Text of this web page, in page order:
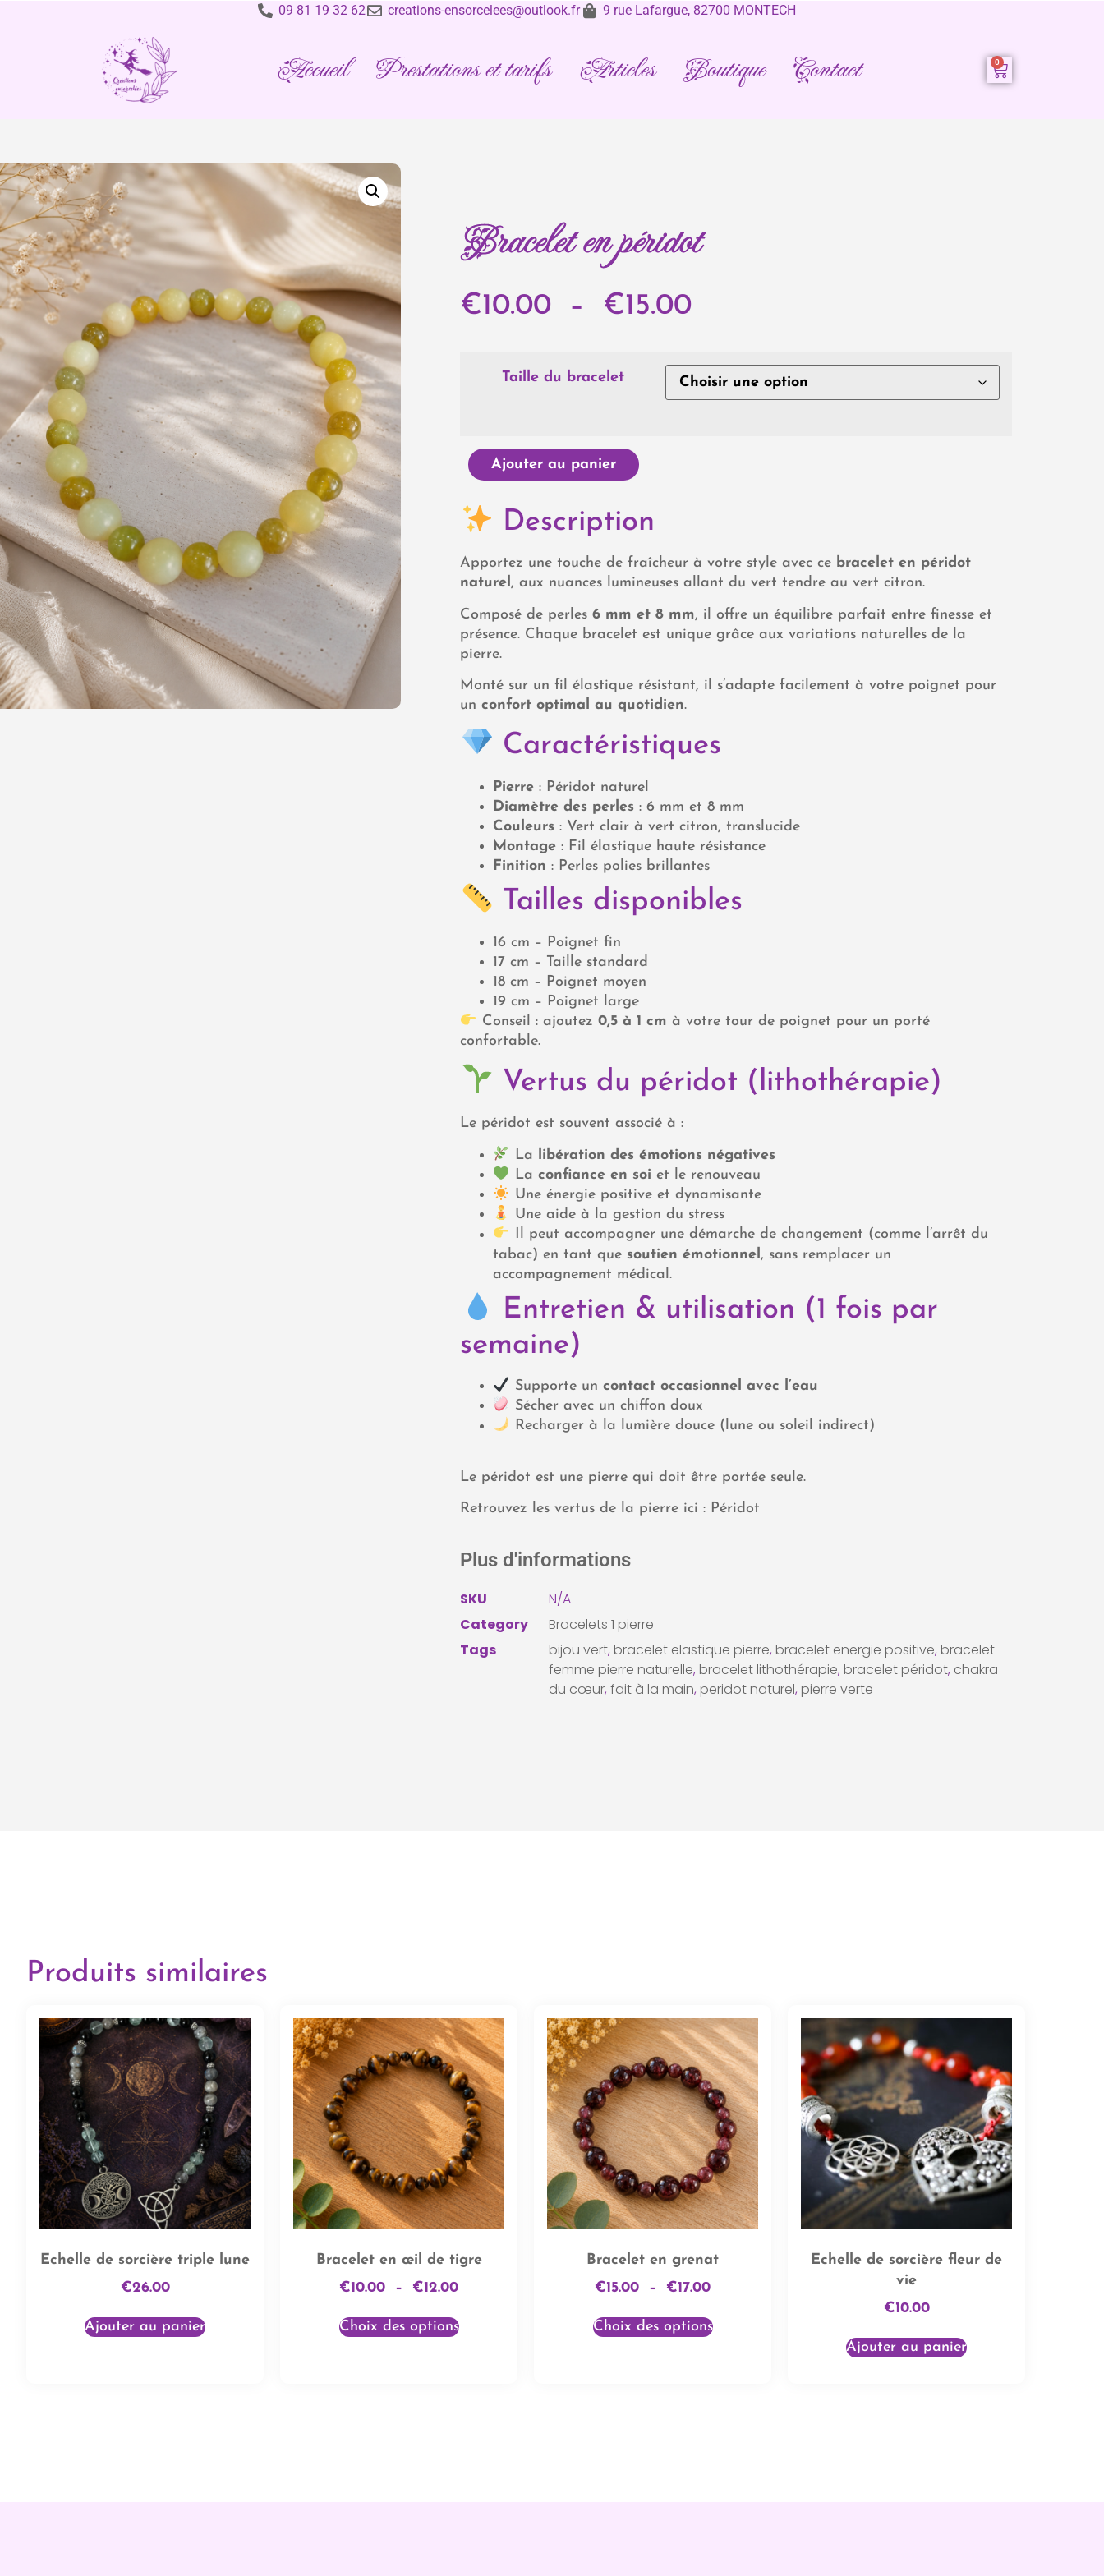
09 81 19 32 62 creations-ensorcelees@outlook.fr 9 rue Lafargue, 82700 MONTECH
Accueil Prestations et tarifs Articles Boutique Contact
Bracelet en péridot
€10.00 – €15.00
Taille du bracelet
Ajouter au panier
Description
Apportez une touche de fraîcheur à votre style avec ce bracelet en péridot
naturel, aux nuances lumineuses allant du vert tendre au vert citron.
Composé de perles 6 mm et 8 mm, il offre un équilibre parfait entre finesse et
présence. Chaque bracelet est unique grâce aux variations naturelles de la
pierre.
Monté sur un fil élastique résistant, il s’adapte facilement à votre poignet pour
un confort optimal au quotidien.
Caractéristiques
Pierre : Péridot naturel
Diamètre des perles : 6 mm et 8 mm
Couleurs : Vert clair à vert citron, translucide
Montage : Fil élastique haute résistance
Finition : Perles polies brillantes
Tailles disponibles
16 cm – Poignet fin
17 cm – Taille standard
18 cm – Poignet moyen
19 cm – Poignet large
Conseil : ajoutez 0,5 à 1 cm à votre tour de poignet pour un porté
confortable.
Vertus du péridot (lithothérapie)
Le péridot est souvent associé à :
La
libération des émotions négatives
La confiance en soi et le renouveau
Une énergie positive et dynamisante
Une aide à la gestion du stress
Il peut accompagner une démarche de changement (comme l’arrêt du
tabac) en tant que soutien émotionnel , sans remplacer un
accompagnement médical.
Entretien & utilisation (1 fois par
semaine)
Supporte un contact occasionnel avec l’eau
Sécher avec un chiffon doux
Recharger à la lumière douce (lune ou soleil indirect)
Le péridot est une pierre qui doit être portée seule.
Retrouvez les vertus de la pierre ici : Péridot
Plus d'informations
SKU
N/A
Category
Bracelets 1 pierre
Tags
bijou vert, bracelet elastique pierre, bracelet energie positive, bracelet
femme pierre naturelle, bracelet lithothérapie, bracelet péridot, chakra
du cœur, fait à la main, peridot naturel, pierre verte
Produits similaires
Echelle de sorcière triple lune
€26.00
Ajouter au panier
Bracelet en œil de tigre
€10.00 – €12.00
Choix des options
Bracelet en grenat
€15.00 – €17.00
Choix des options
Echelle de sorcière fleur de
vie
€10.00
Ajouter au panier